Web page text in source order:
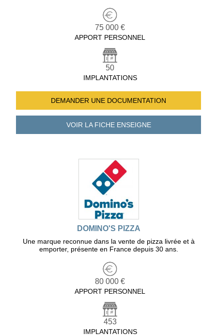
75 000 €
APPORT PERSONNEL
50
IMPLANTATIONS
DEMANDER UNE DOCUMENTATION
VOIR LA FICHEENSEIGNE
DOMINO'S PIZZA
Une marque reconnue dans la vente de pizza livrée et à
emporter, présente en France depuis 30 ans.
80 000 €
APPORT PERSONNEL
453
IMPLANTATIONS